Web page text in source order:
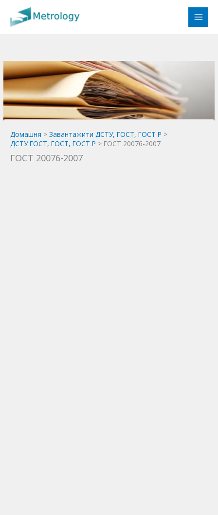
вмісту
Домашня
Завантажити ДСТУ, ГОСТ, ГОСТ Р
ДСТУ ГОСТ, ГОСТ, ГОСТ Р
ГОСТ 20076-2007
ГОСТ 20076-2007